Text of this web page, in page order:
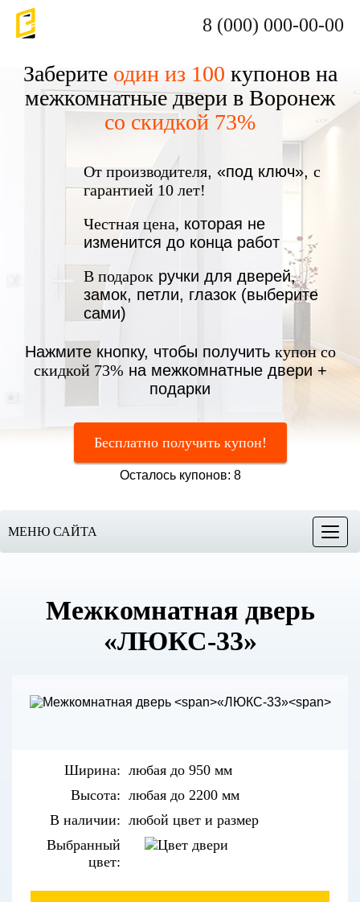
8 (000) 000-00-00
Заберите один из 100 купонов на
межкомнатные двери в Воронеж
со скидкой 73%
От производителя, «под ключ», с
гарантией 10 лет!
Честная цена, которая не
изменится до конца работ
В подарок ручки для дверей,
замок, петли, глазок (выберите
сами)
Нажмите кнопку, чтобы получить купон со
скидкой 73% на межкомнатные двери +
подарки
Бесплатно получить купон!
Осталось купонов: 8
Меню
МЕНЮ САЙТА
Межкомнатная дверь
«ЛЮКС-33»
Ширина: любая до 950 мм
Высота: любая до 2200 мм
В наличии: любой цвет и размер
Выбранный
цвет: